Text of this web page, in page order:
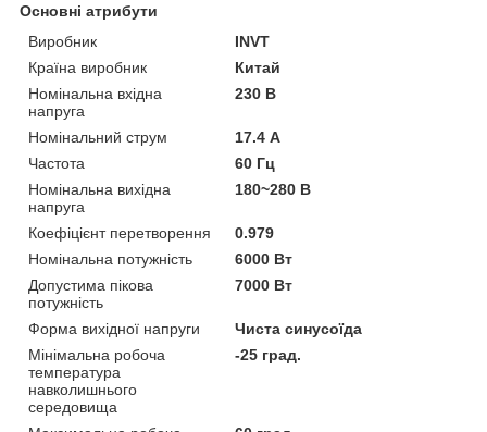
Основні атрибути
Виробник
INVT
Країна виробник
Китай
Номінальна вхідна
напруга
230 В
Номінальний струм
17.4 А
Частота
60 Гц
Номінальна вихідна
напруга
180~280 В
Коефіцієнт перетворення
0.979
Номінальна потужність
6000 Вт
Допустима пікова
потужність
7000 Вт
Форма вихідної напруги
Чиста синусоїда
Мінімальна робоча
температура
навколишнього
середовища
-25 град.